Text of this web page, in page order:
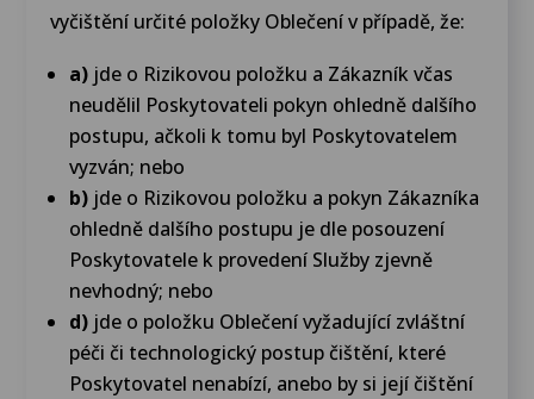
vyčištění určité položky Oblečení v případě, že:
a) jde o Rizikovou položku a Zákazník včas
neudělil Poskytovateli pokyn ohledně dalšího
postupu, ačkoli k tomu byl Poskytovatelem
vyzván; nebo
b) jde o Rizikovou položku a pokyn Zákazníka
ohledně dalšího postupu je dle posouzení
Poskytovatele k provedení Služby zjevně
nevhodný; nebo
d) jde o položku Oblečení vyžadující zvláštní
péči či technologický postup čištění, které
Poskytovatel nenabízí, anebo by si její čištění